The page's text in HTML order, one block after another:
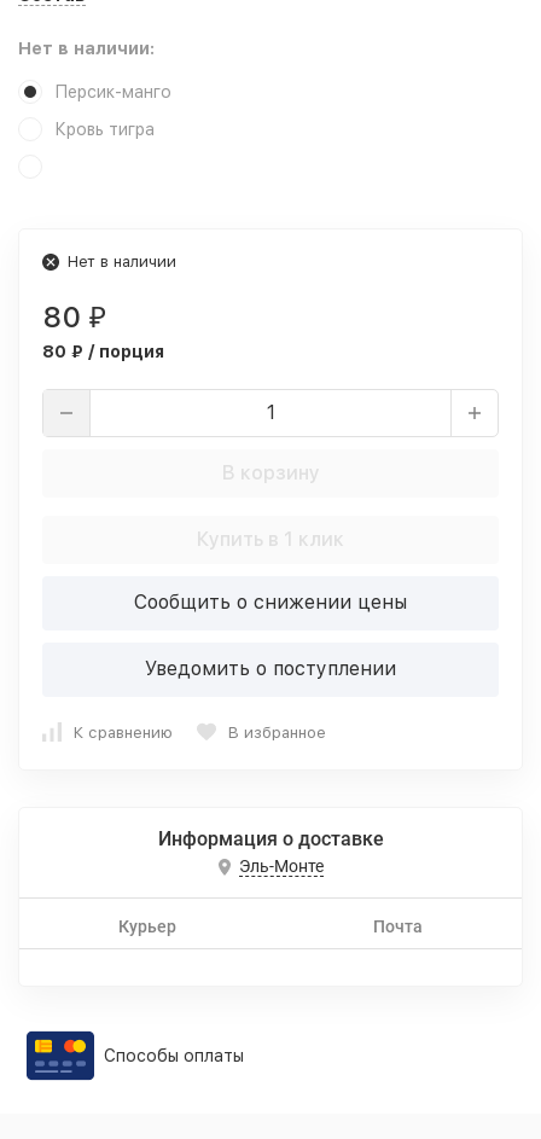
Нет в наличии:
Персик-манго
Кровь тигра
Нет в наличии
80 ₽
80 ₽ / порция
В корзину
Купить в 1 клик
Сообщить о снижении цены
Уведомить о поступлении
К сравнению В избранное
Информация о доставке
Эль-Монте
Курьер Почта
Способы оплаты